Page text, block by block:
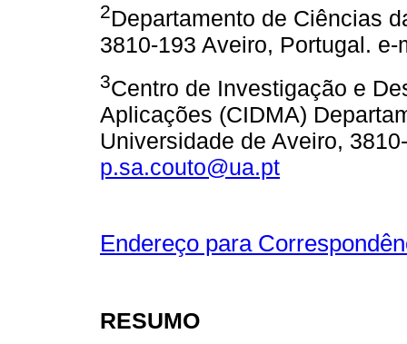
2Departamento de Ciências
3810-193 Aveiro, Portugal.
3Centro de Investigação e
Aplicações (CIDMA)
Universidade de Aveiro,
p.sa.couto@ua.pt
Endereço para
RESUMO